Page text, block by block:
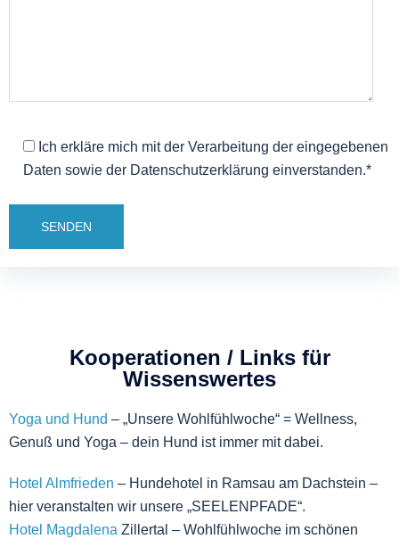
Ich erkläre mich mit der Verarbeitung der eingegebenen
Daten sowie der Datenschutzerklärung einverstanden.*
Kooperationen / Links für
Wissenswertes
Yoga und Hund – „Unsere Wohlfühlwoche“ = Wellness,
Genuß und Yoga – dein Hund ist immer mit dabei.
Hotel Almfrieden – Hundehotel in Ramsau am Dachstein –
hier veranstalten wir unsere „SEELENPFADE“.
Hotel Magdalena Zillertal – Wohlfühlwoche im schönen